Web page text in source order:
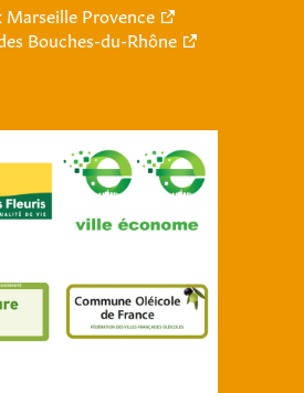
Provence
Bouches-du-Rhône